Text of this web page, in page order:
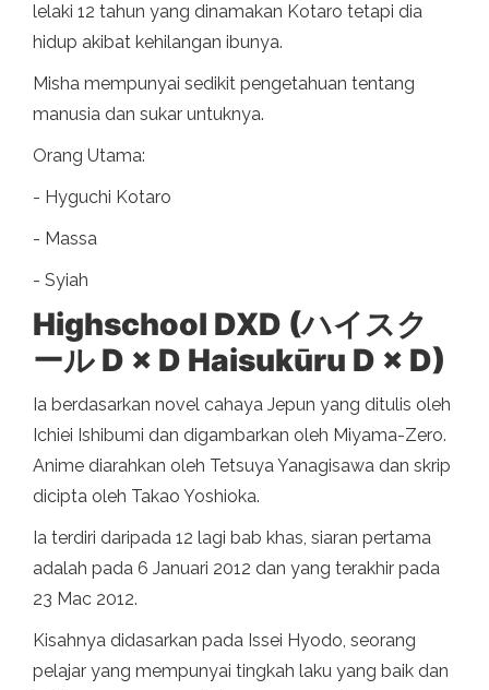
lelaki 12 tahun yang dinamakan Kotaro tetapi dia
hidup akibat kehilangan ibunya.
Misha mempunyai sedikit pengetahuan tentang
manusia dan sukar untuknya.
Orang Utama:
- Hyguchi Kotaro
- Massa
- Syiah
Highschool DXD (ハイスク
ール D × D Haisukūru D × D)
Ia berdasarkan novel cahaya Jepun yang ditulis oleh
Ichiei Ishibumi dan digambarkan oleh Miyama-Zero.
Anime diarahkan oleh Tetsuya Yanagisawa dan skrip
dicipta oleh Takao Yoshioka.
Ia terdiri daripada 12 lagi bab khas, siaran pertama
adalah pada 6 Januari 2012 dan yang terakhir pada
23 Mac 2012.
Kisahnya didasarkan pada Issei Hyodo, seorang
pelajar yang mempunyai tingkah laku yang baik dan